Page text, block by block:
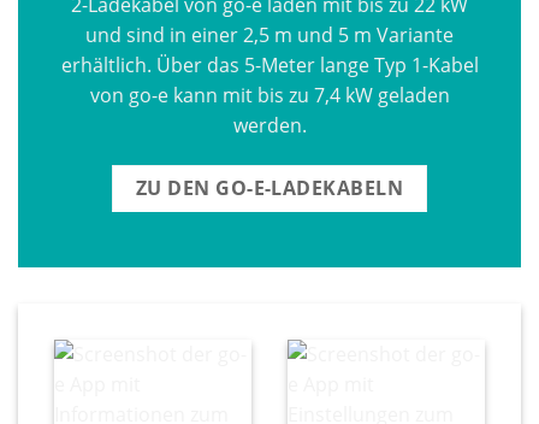
und sind in einer 2,5 m und 5 m Variante
erhältlich. Über das 5-Meter lange Typ 1-Kabel
von go-e kann mit bis zu 7,4 kW geladen
werden.
ZU DEN GO-E-LADEKABELN